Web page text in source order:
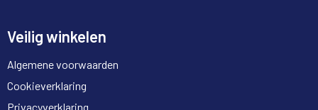
Veilig winkelen
Algemene voorwaarden
Cookieverklaring
Privacyverklaring